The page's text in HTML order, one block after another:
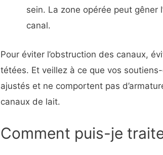
sein. La zone opérée peut gêner
canal.
Pour éviter l’obstruction des canaux,
tétées. Et veillez à ce que vos
ajustés et ne comportent pas
canaux de lait.
Comment puis-je